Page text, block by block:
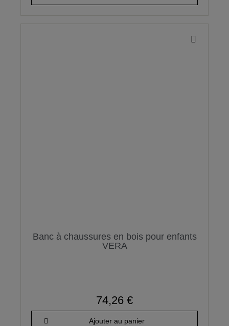
Banc à chaussures en bois pour enfants
VERA
74,26 €
Ajouter au panier